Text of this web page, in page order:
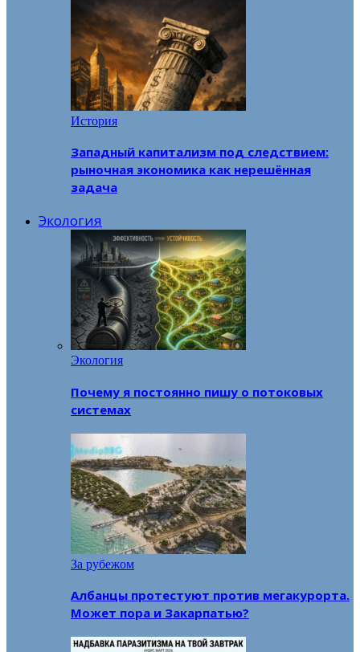
История
Западный капитализм под следствием:
рыночная экономика как нерешённая
задача
Экология
Экология
Почему я постоянно пишу о потоковых
системах
За рубежом
Албанцы протестуют против мегакурорта.
Может пора и Закарпатью?